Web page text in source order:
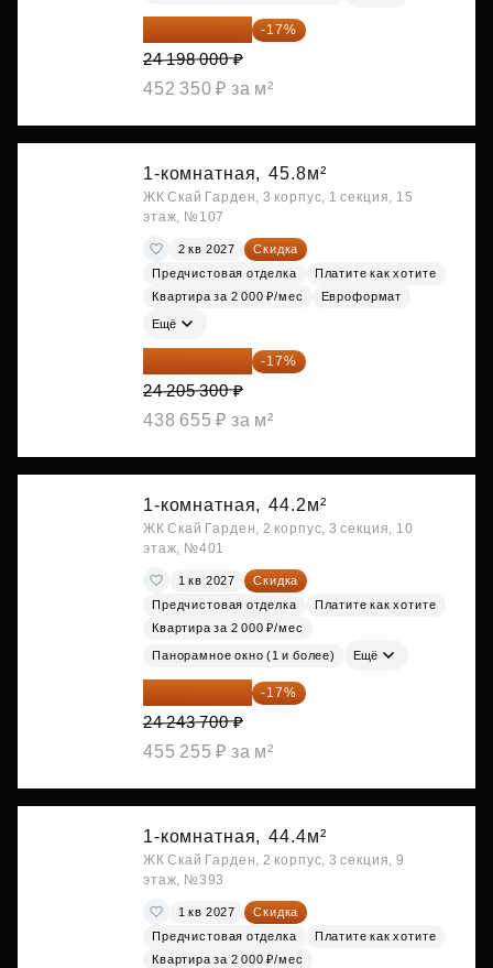
20 084 340 ₽ -17%
24 198 000 ₽
452 350 ₽ за м²
1-комнатная, 45.8м²
ЖК Скай Гарден, 3 корпус, 1 секция, 15
этаж, №107
2 кв 2027
Скидка
Предчистовая отделка
Платите как хотите
Квартира за 2 000 ₽/мес
Евроформат
Ещё
20 090 399 ₽ -17%
24 205 300 ₽
438 655 ₽ за м²
1-комнатная, 44.2м²
ЖК Скай Гарден, 2 корпус, 3 секция, 10
этаж, №401
1 кв 2027
Скидка
Предчистовая отделка
Платите как хотите
Квартира за 2 000 ₽/мес
Панорамное окно (1 и более) Ещё
20 122 271 ₽ -17%
24 243 700 ₽
455 255 ₽ за м²
1-комнатная, 44.4м²
ЖК Скай Гарден, 2 корпус, 3 секция, 9
этаж, №393
1 кв 2027
Скидка
Предчистовая отделка
Платите как хотите
Квартира за 2 000 ₽/мес